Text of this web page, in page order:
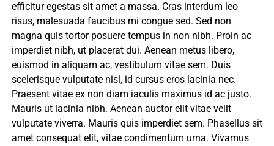
efficitur egestas sit amet a massa. Cras interdum leo
risus, malesuada faucibus mi congue sed. Sed non
magna quis tortor posuere tempus in non nibh. Proin ac
imperdiet nibh, ut placerat dui. Aenean metus libero,
euismod in aliquam ac, vestibulum vitae sem. Duis
scelerisque vulputate nisl, id cursus eros lacinia nec.
Praesent vitae ex non diam iaculis maximus id ac justo.
Mauris ut lacinia nibh. Aenean auctor elit vitae velit
vulputate viverra. Mauris quis imperdiet sem. Phasellus sit
amet consequat elit, vitae condimentum urna. Vivamus